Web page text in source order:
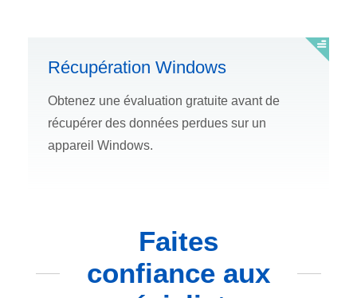
Récupération Windows
Obtenez une évaluation gratuite avant de
récupérer des données perdues sur un
appareil Windows.
Faites
confiance aux